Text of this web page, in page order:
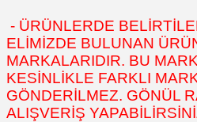
- ÜRÜNLERDE
ELİMİZDE BULUNAN
MARKALARIDIR. BU
KESİNLİKLE FARKLI
GÖNDERİLMEZ. GÖNÜL
ALIŞVERİŞ